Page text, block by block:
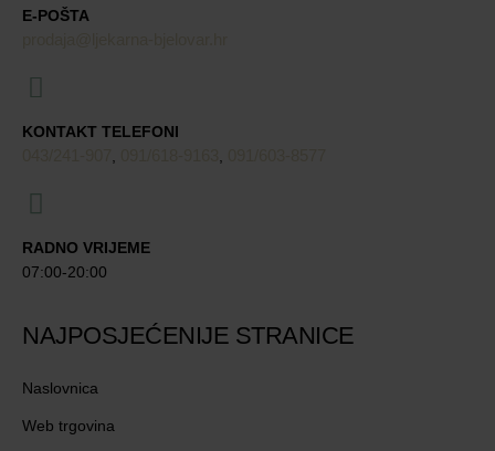
E-POŠTA
KONTAKT TELEFONI
RADNO VRIJEME
07:00-20:00
NAJPOSJEĆENIJE STRANICE
Naslovnica
Web trgovina